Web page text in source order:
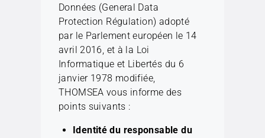
Données (General Data
Protection Régulation) adopté
par le Parlement européen le 14
avril 2016, et à la Loi
Informatique et Libertés du 6
janvier 1978 modifiée,
THOMSEA vous informe des
points suivants :
Identité du responsable du